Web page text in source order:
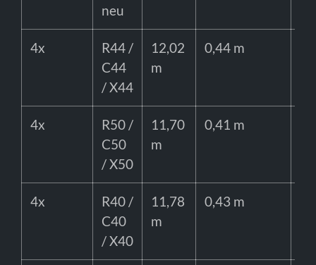
neu
4x
R44 /
C44
/ X44
12,02
m
0,44 m
4x
R50 /
C50
/ X50
11,70
m
0,41 m
4x
R40 /
C40
/ X40
11,78
m
0,43 m